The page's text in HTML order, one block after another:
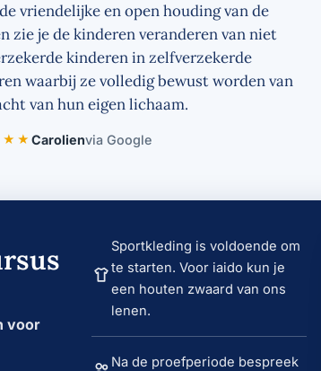
vriendelijke en open houding van de
zie je de kinderen veranderen van niet
kinderen in zelfverzekerde
waarbij ze volledig bewust worden van
van hun eigen lichaam.
5 sterren.
Carolienvia Google
voor
Sportkleding is voldoende om
te starten. Voor iaido kun je
een houten zwaard van ons
lenen.
Na de proefperiode bespreek